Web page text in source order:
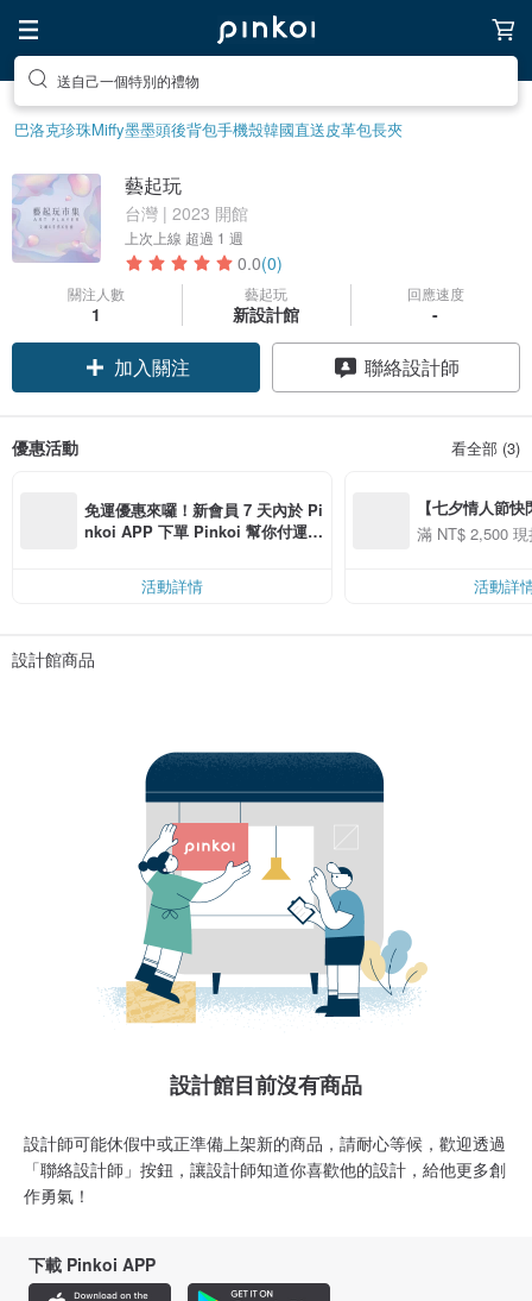
送自己一個特別的禮物
巴洛克珍珠Miffy墨墨頭後背包手機殼韓國直送皮革包長夾
藝起玩
台灣 | 2023 開館
上次上線 超過 1 週
0.0(0)
關注人數
1
藝起玩
新設計館
回應速度
-
加入關注 聯絡設計師
優惠活動 看全部 (3)
免運優惠來囉！新會員 7 天內於 Pi
nkoi APP 下單 Pinkoi 幫你付運
活動詳情
【七夕情人節
用 APP 購買任
00 現折 NT$100
滿 NT$ 2,500
活動詳
設計館商品
設計館目前沒有商品
設計師可能休假中或正準備上架新的商品，請耐心等候，歡迎透過
「聯絡設計師」按鈕，讓設計師知道你喜歡他的設計，給他更多創
作勇氣！
下載 Pinkoi APP